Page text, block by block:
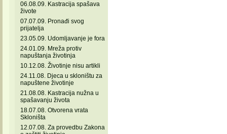
06.08.09. Kastracija spašava
živote
07.07.09. Pronađi svog
prijatelja
23.05.09. Udomljavanje je fora
24.01.09. Mreža protiv
napuštanja životinja
10.12.08. Životinje nisu artikli
24.11.08. Djeca u skloništu za
napuštene životinje
21.08.08. Kastracija nužna u
spašavanju života
18.07.08. Otvorena vrata
Skloništa
12.07.08. Za provedbu Zakona